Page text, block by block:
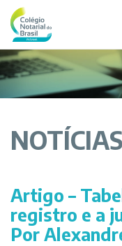
NOTÍCIAS
Artigo –
registro e a
Por